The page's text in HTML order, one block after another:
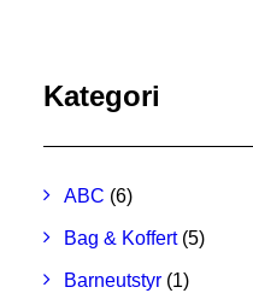
NETTBUTIKK
Kategori
ABC (6)
Bag & Koffert (5)
Barneutstyr (1)